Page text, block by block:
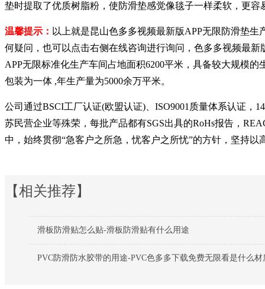
垫时提取了优质树脂粉，使防滑垫感觉像毯子一样柔软，更容
温馨提示： 以上就是昆山色多多视频最新版APP无限防滑垫生
何疑问，也可以点击右侧在线咨询进行询问，色多多视频
APP无限标准化生产车间占地面积6200平米，具备较大规模的生产能
包装为一体 ,年生产量为5000余万平米。
公司通过BSCI工厂认证(欧盟认证)、ISO9001质量体系认证，
苏民营企业等殊荣，每批产品都有SGS出具的RoHs报告，
中，始终贯彻“急客户之所急，忧客户之所忧”的方针，坚持
【相关推荐】
滑板防滑贴怎么贴-滑板防滑贴有什么用途
PVC防滑防水胶带的用途-PVC色多多下载免费无限看是什么材